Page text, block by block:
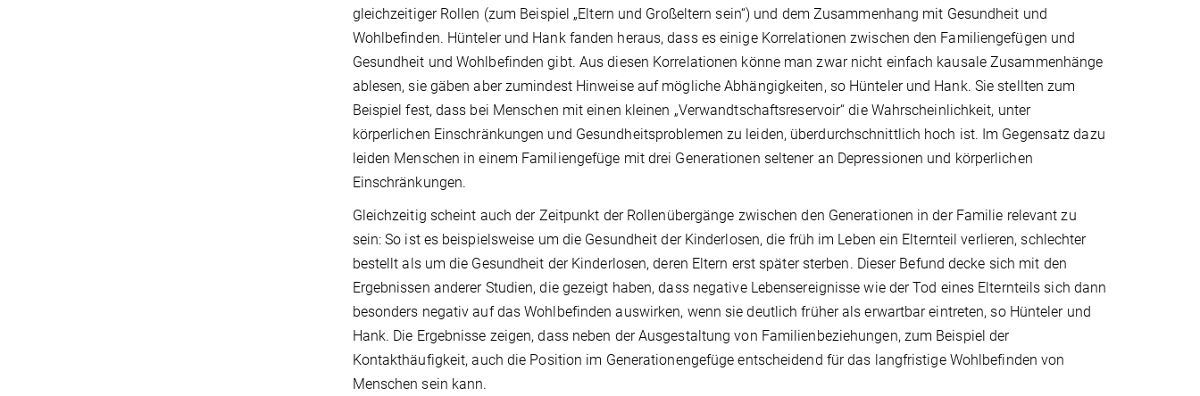
gleichzeitiger Rollen (zum Beispiel „Eltern und Großeltern sein“) und dem Zusammenhang mit Gesundheit und
Wohlbefinden. Hünteler und Hank fanden heraus, dass es einige Korrelationen zwischen den Familiengefügen und
Gesundheit und Wohlbefinden gibt. Aus diesen Korrelationen könne man zwar nicht einfach kausale Zusammenhänge
ablesen, sie gäben aber zumindest Hinweise auf mögliche Abhängigkeiten, so Hünteler und Hank. Sie stellten zum
Beispiel fest, dass bei Menschen mit einen kleinen „Verwandtschaftsreservoir“ die Wahrscheinlichkeit, unter
körperlichen Einschränkungen und Gesundheitsproblemen zu leiden, überdurchschnittlich hoch ist. Im Gegensatz dazu
leiden Menschen in einem Familiengefüge mit drei Generationen seltener an Depressionen und körperlichen
Einschränkungen.
Gleichzeitig scheint auch der Zeitpunkt der Rollenübergänge zwischen den Generationen in der Familie relevant zu
sein: So ist es beispielsweise um die Gesundheit der Kinderlosen, die früh im Leben ein Elternteil verlieren, schlechter
bestellt als um die Gesundheit der Kinderlosen, deren Eltern erst später sterben. Dieser Befund decke sich mit den
Ergebnissen anderer Studien, die gezeigt haben, dass negative Lebensereignisse wie der Tod eines Elternteils sich dann
besonders negativ auf das Wohlbefinden auswirken, wenn sie deutlich früher als erwartbar eintreten, so Hünteler und
Hank. Die Ergebnisse zeigen, dass neben der Ausgestaltung von Familienbeziehungen, zum Beispiel der
Kontakthäufigkeit, auch die Position im Generationengefüge entscheidend für das langfristige Wohlbefinden von
Menschen sein kann.